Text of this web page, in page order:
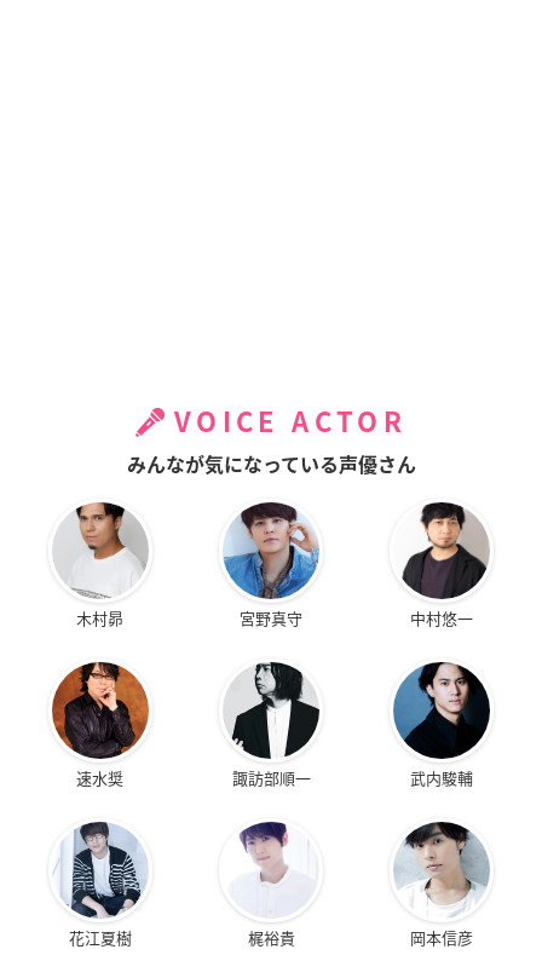
VOICE ACTOR
みんなが気になっている声優さん
木村昴 宮野真守 中村悠一
速水奨 諏訪部順一 武内駿輔
花江夏樹 梶裕貴 岡本信彦